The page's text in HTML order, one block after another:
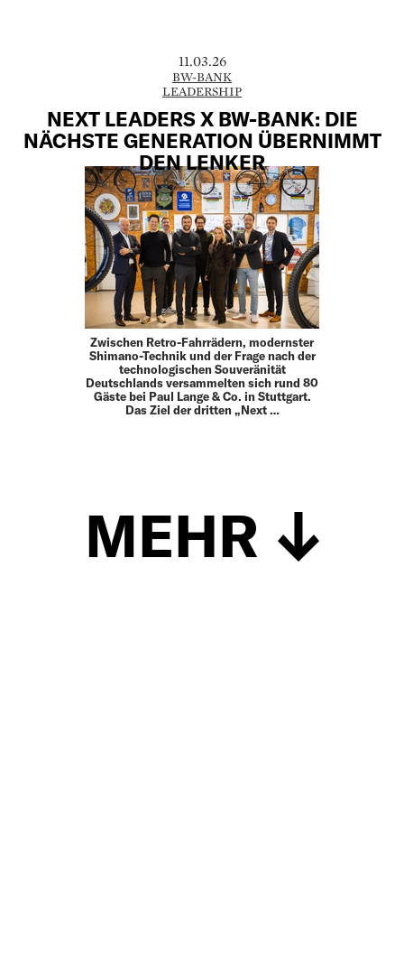
11.03.26
BW-BANK
LEADERSHIP
NEXT LEADERS X BW-BANK: DIE
NÄCHSTE GENERATION ÜBERNIMMT
DEN LENKER
Zwischen Retro-Fahrrädern, modernster
Shimano-Technik und der Frage nach der
technologischen Souveränität
Deutschlands versammelten sich rund 80
Gäste bei Paul Lange & Co. in Stuttgart.
Das Ziel der dritten „Next …
MEHR